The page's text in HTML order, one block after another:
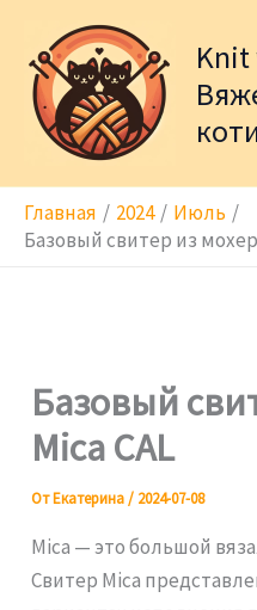
содержимому
Главная 2024
Июль
Базовый свитер из
Базовый
Mica CAL
ОтЕкатерина/ 2024-07-08
Mica — это большой
Свитер Mica